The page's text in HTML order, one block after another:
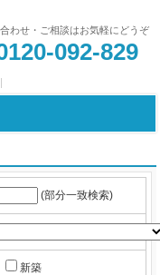
わせ・ご相談はお気軽にどうぞ
092-829
(部分一致検索)
新築